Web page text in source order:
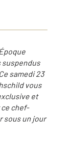
suspendus
samedi 23
vous
et
chef-
sous un jour